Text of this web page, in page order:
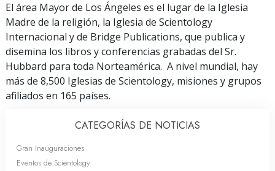
El área Mayor de Los Ángeles es el lugar de la Iglesia
Madre de la religión, la Iglesia de Scientology
Internacional y de Bridge Publications, que publica y
disemina los libros y conferencias grabadas del Sr.
Hubbard para toda Norteamérica. A nivel mundial, hay
más de 8,500 Iglesias de Scientology, misiones y grupos
afiliados en 165 países.
CATEGORÍAS DE NOTICIAS
Gran Inauguraciones
Eventos de Scientology